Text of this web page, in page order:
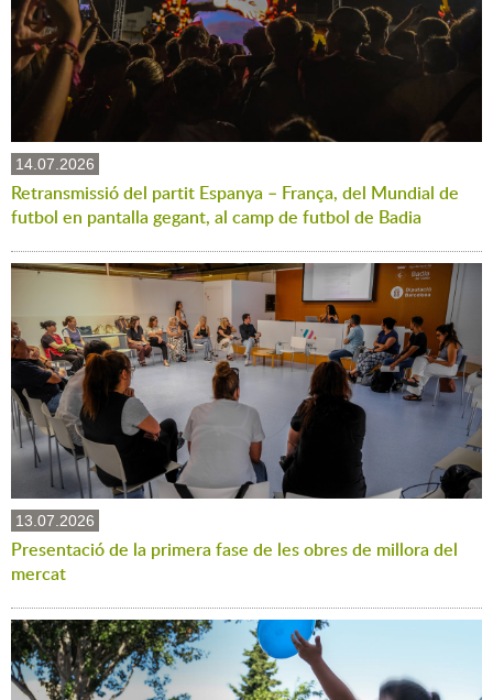
14.07.2026
Retransmissió del partit Espanya – França, del Mundial de
futbol en pantalla gegant, al camp de futbol de Badia
13.07.2026
Presentació de la primera fase de les obres de millora del
mercat